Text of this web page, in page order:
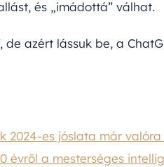
és „imádottá” válhat.
azért lássuk be, a
2024-es jóslata már
évről a mesterséges